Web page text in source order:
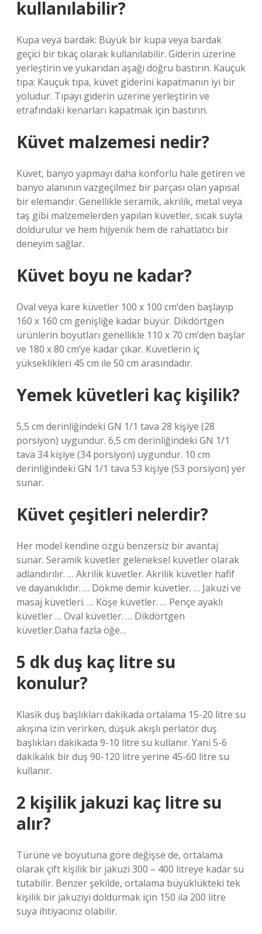
kullanılabilir?
Kupa veya bardak: Büyük bir kupa veya bardak
geçici bir tıkaç olarak kullanılabilir. Giderin üzerine
yerleştirin ve yukarıdan aşağı doğru bastırın. Kauçuk
tıpa: Kauçuk tıpa, küvet giderini kapatmanın iyi bir
yoludur. Tıpayı giderin üzerine yerleştirin ve
etrafındaki kenarları kapatmak için bastırın.
Küvet malzemesi nedir?
Küvet, banyo yapmayı daha konforlu hale getiren ve
banyo alanının vazgeçilmez bir parçası olan yapısal
bir elemandır. Genellikle seramik, akrilik, metal veya
taş gibi malzemelerden yapılan küvetler, sıcak suyla
doldurulur ve hem hijyenik hem de rahatlatıcı bir
deneyim sağlar.
Küvet boyu ne kadar?
Oval veya kare küvetler 100 x 100 cm’den başlayıp
160 x 160 cm genişliğe kadar büyür. Dikdörtgen
ürünlerin boyutları genellikle 110 x 70 cm’den başlar
ve 180 x 80 cm’ye kadar çıkar. Küvetlerin iç
yükseklikleri 45 cm ile 50 cm arasındadır.
Yemek küvetleri kaç kişilik?
5,5 cm derinliğindeki GN 1/1 tava 28 kişiye (28
porsiyon) uygundur. 6,5 cm derinliğindeki GN 1/1
tava 34 kişiye (34 porsiyon) uygundur. 10 cm
derinliğindeki GN 1/1 tava 53 kişiye (53 porsiyon) yer
sunar.
Küvet çeşitleri nelerdir?
Her model kendine özgü benzersiz bir avantaj
sunar. Seramik küvetler geleneksel küvetler olarak
adlandırılır. … Akrilik küvetler. Akrilik küvetler hafif
ve dayanıklıdır. … Dökme demir küvetler. … Jakuzi ve
masaj küvetleri. … Köşe küvetler. … Pençe ayaklı
küvetler … Oval küvetler. … Dikdörtgen
küvetler.Daha fazla öğe…
5 dk duş kaç litre su
konulur?
Klasik duş başlıkları dakikada ortalama 15-20 litre su
akışına izin verirken, düşük akışlı perlatör duş
başlıkları dakikada 9-10 litre su kullanır. Yani 5-6
dakikalık bir duş 90-120 litre yerine 45-60 litre su
kullanır.
2 kişilik jakuzi kaç litre su
alır?
Türüne ve boyutuna göre değişse de, ortalama
olarak çift kişilik bir jakuzi 300 – 400 litreye kadar su
tutabilir. Benzer şekilde, ortalama büyüklükteki tek
kişilik bir jakuziyi doldurmak için 150 ila 200 litre
suya ihtiyacınız olabilir.